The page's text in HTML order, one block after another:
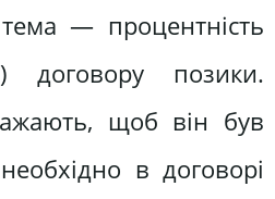
— процентність
договору позики.
щоб він був
в договорі